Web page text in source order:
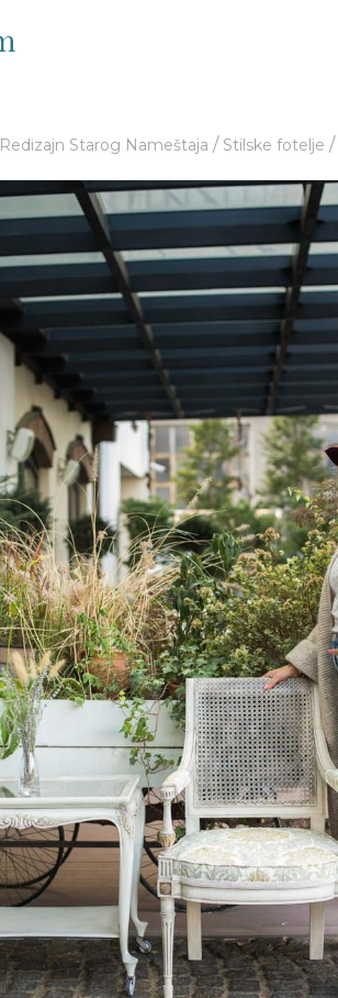
Redizajn Starog Nameštaja / Stilske fotelje /